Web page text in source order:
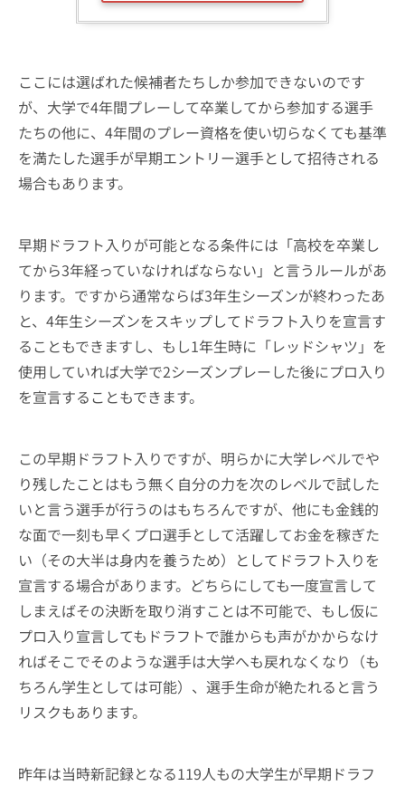
ここには選ばれた候補者たちしか参加できないのです
が、大学で4年間プレーして卒業してから参加する選手
たちの他に、4年間のプレー資格を使い切らなくても基準
を満たした選手が早期エントリー選手として招待される
場合もあります。
早期ドラフト入りが可能となる条件には「高校を卒業し
てから3年経っていなければならない」と言うルールがあ
ります。ですから通常ならば3年生シーズンが終わったあ
と、4年生シーズンをスキップしてドラフト入りを宣言す
ることもできますし、もし1年生時に「レッドシャツ」を
使用していれば大学で2シーズンプレーした後にプロ入り
を宣言することもできます。
この早期ドラフト入りですが、明らかに大学レベルでや
り残したことはもう無く自分の力を次のレベルで試した
いと言う選手が行うのはもちろんですが、他にも金銭的
な面で一刻も早くプロ選手として活躍してお金を稼ぎた
い（その大半は身内を養うため）としてドラフト入りを
宣言する場合があります。どちらにしても一度宣言して
しまえばその決断を取り消すことは不可能で、もし仮に
プロ入り宣言してもドラフトで誰からも声がかからなけ
ればそこでそのような選手は大学へも戻れなくなり（も
ちろん学生としては可能）、選手生命が絶たれると言う
リスクもあります。
昨年は当時新記録となる119人もの大学生が早期ドラフ